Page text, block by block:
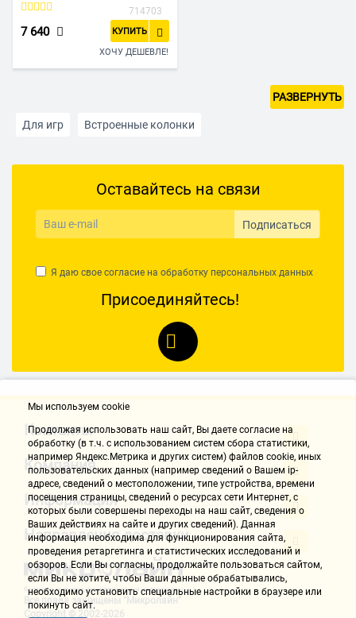
714703
7 640 КУПИТЬ
ХОЧУ ДЕШЕВЛЕ!
Для игр Встроенные колонки
Широкоформатные До 10000 рублей
До 20000 рублей IPS монитор
165 Гц
360гц MSI HP HIPER AOC Acer
РАЗВЕРНУТЬ
Оставайтесь на связи
Подписаться
Я даю свое согласие на обработку персональных данных
Присоединяйтесь!
Контакты
Компания
Информация
Направления доставки
Все права защищены "Микролайн"
Copyright © 2002-2026
Мы используем cookie
Продолжая использовать наш cайт, Вы даете согласие на
обработку (в т.ч. с использованием систем сбора статистики,
например Яндекс.Метрика и других систем) файлов cookie, иных
пользовательских данных (например сведений о Вашем ip-
адресе, сведений о местоположении, типе устройства, времени
посещения страницы, сведений о ресурсах сети Интернет, с
которых были совершены переходы на наш сайт, сведения о
Ваших действиях на сайте и других сведений). Данная
информация необходима для функционирования сайта,
проведения ретаргетинга и статистических исследований и
обзоров. Если Вы согласны, продолжайте пользоваться сайтом,
если Вы не хотите, чтобы Ваши данные обрабатывались,
необходимо установить специальные настройки в браузере или
покинуть сайт.